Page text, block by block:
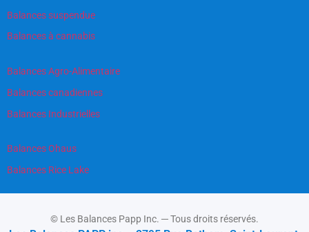
Balances suspendue
Balances à cannabis
Balances Agro-Alimentaire
Balances canadiennes
Balances Industrielles
Balances Ohaus
Balances Rice Lake
© Les Balances Papp Inc. ─ Tous droits réservés.